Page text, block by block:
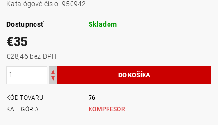
Katalógové číslo: 950942.
Dostupnosť Skladom
€35
€28,46 bez DPH
KÓD TOVARU
76
KATEGÓRIA
KOMPRESOR